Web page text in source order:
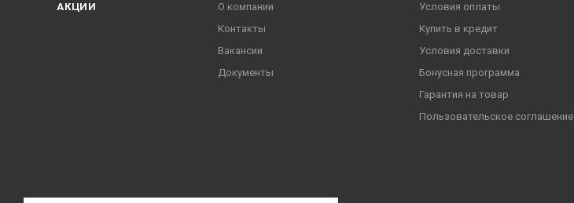
АКЦИИ
О компании
Контакты
Вакансии
Документы
Условия оплаты
Купить в кредит
Условия доставки
Бонусная программа
Гарантия на товар
Пользовательское соглашение